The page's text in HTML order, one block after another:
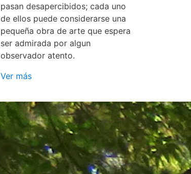
pasan desapercibidos; cada uno
de ellos puede considerarse una
pequeña obra de arte que espera
ser admirada por algun
observador atento.
Ver más